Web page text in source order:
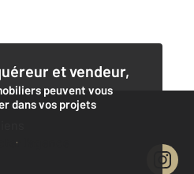
et vendeur,
peuvent vous
dans vos projets
l'agence